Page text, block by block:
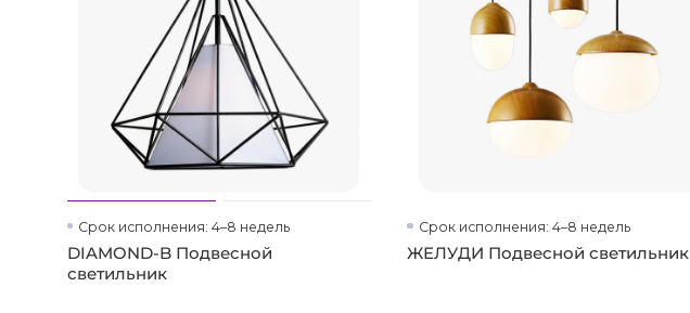
Срок исполнения: 4–8 недель
DIAMOND-B Подвесной
светильник
Срок исполнения: 4–8 недель
ЖЕЛУДИ Подвесной светильник